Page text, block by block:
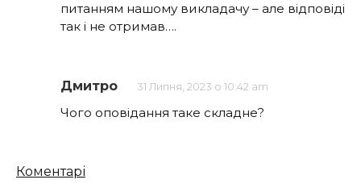
питанням нашому викладачу – але відповіді
так і не отримав….
Дмитро 31 Липня, 2023 о 10:42 am
Чого оповідання таке складне?
Кількість
Коментарі